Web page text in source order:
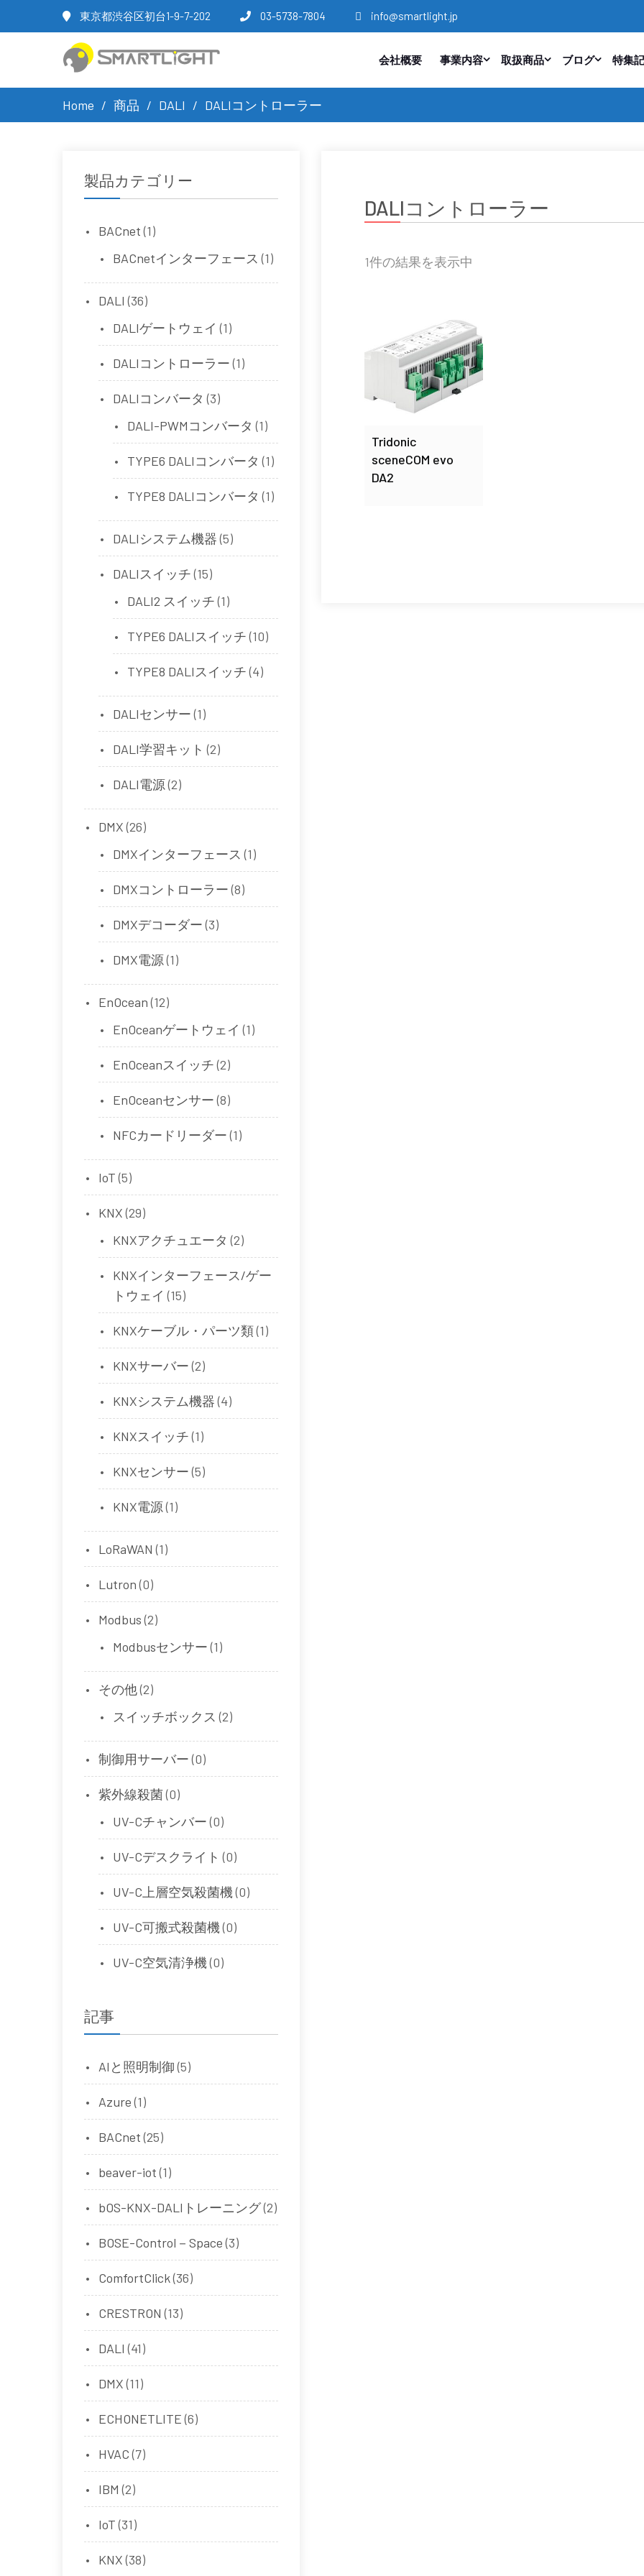
東京都渋谷区初台1-9-7-202 03-5738-7804 info@smartlight.jp
会社概要 事業内容 取扱商品 ブログ 特集
Home 商品 DALI DALIコントローラー
DALIコントローラー
1件の結果を表示中
Tridonic
sceneCOM evo
DA2
製品カテゴリー
BACnet (1)
BACnetインターフェース (1)
DALI (36)
DALIゲートウェイ (1)
DALIコントローラー (1)
DALIコンバータ (3)
DALI-PWMコンバータ (1)
TYPE6 DALIコンバータ (1)
TYPE8 DALIコンバータ (1)
DALIシステム機器 (5)
DALIスイッチ (15)
DALI2 スイッチ (1)
TYPE6 DALIスイッチ (10)
TYPE8 DALIスイッチ (4)
DALIセンサー (1)
DALI学習キット (2)
DALI電源(2)
DMX (26)
DMXインターフェース (1)
DMXコントローラー (8)
DMXデコーダー (3)
DMX電源(1)
EnOcean (12)
EnOceanゲートウェイ (1)
EnOceanスイッチ (2)
EnOceanセンサー (8)
NFCカードリーダー (1)
IoT (5)
KNX (29)
KNXアクチュエータ (2)
KNXインターフェース/ゲー
トウェイ (15)
KNXケーブル・パーツ類(1)
KNXサーバー (2)
KNXシステム機器 (4)
KNXスイッチ (1)
KNXセンサー (5)
KNX電源(1)
LoRaWAN (1)
Lutron (0)
Modbus (2)
Modbusセンサー (1)
その他(2)
スイッチボックス (2)
制御用サーバー (0)
紫外線殺菌(0)
UV-Cチャンバー (0)
UV-Cデスクライト (0)
UV-C上層空気殺菌機 (0)
UV-C可搬式殺菌機 (0)
UV-C空気清浄機 (0)
記事
AIと照明制御(5)
Azure(1)
BACnet(25)
beaver-iot(1)
bOS-KNX-DALIトレーニング(2)
BOSE-Control－Space(3)
ComfortClick(36)
CRESTRON (13)
DALI (41)
DMX(11)
ECHONETLITE(6)
HVAC(7)
IBM (2)
IoT(31)
KNX(38)